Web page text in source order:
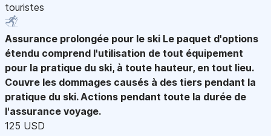
touristes
Assurance prolongée pour le ski Le paquet d'options
étendu comprend l'utilisation de tout équipement
pour la pratique du ski, à toute hauteur, en tout lieu.
Couvre les dommages causés à des tiers pendant la
pratique du ski. Actions pendant toute la durée de
l'assurance voyage.
125 USD